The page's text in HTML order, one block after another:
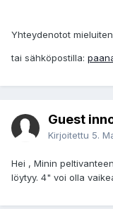
Yhteydenotot
tai sähköpostilla:
Guest
Kirjoitettu 5.
Hei , Minin
löytyy. 4" voi olla